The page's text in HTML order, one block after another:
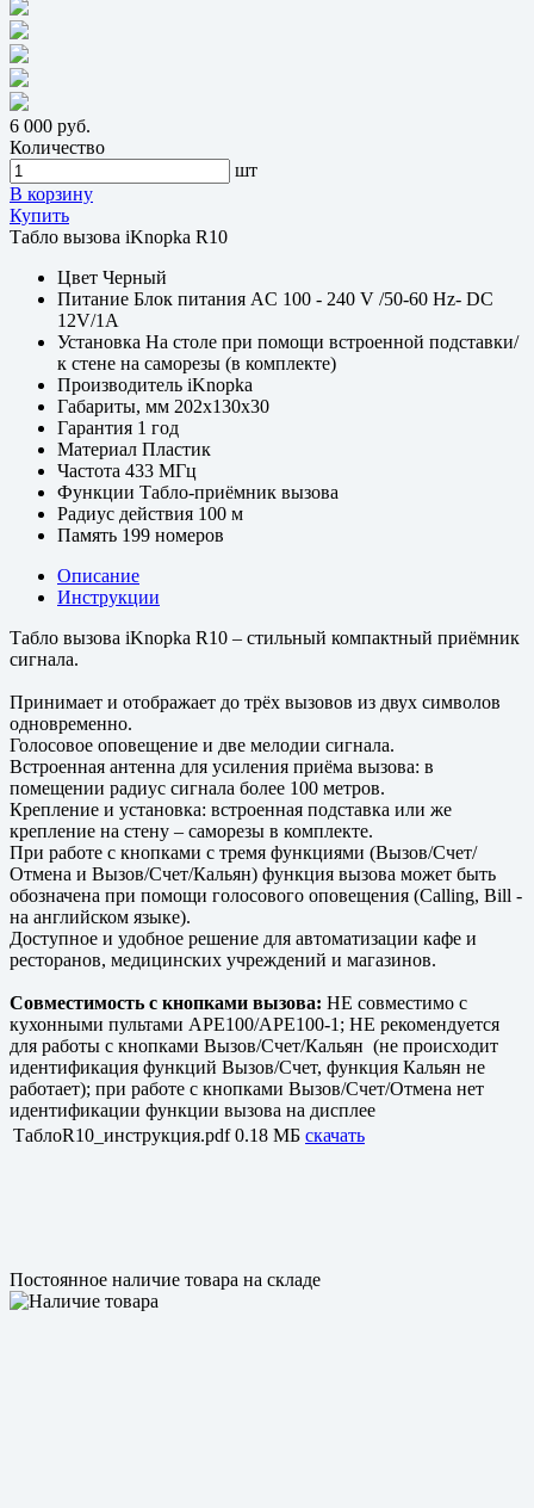
6 000 руб.
Количество
шт
В корзину
Купить
Табло вызова iKnopka R10
Цвет Черный
Питание Блок питания AC 100 - 240 V /50-60 Hz- DC
12V/1A
Установка На столе при помощи встроенной подставки/
к стене на саморезы (в комплекте)
Производитель iKnopka
Габариты, мм 202х130х30
Гарантия 1 год
Материал Пластик
Частота 433 МГц
Функции Табло-приёмник вызова
Радиус действия 100 м
Память 199 номеров
Описание
Инструкции
Табло вызова iKnopka R10 – стильный компактный приёмник
сигнала.
Принимает и отображает до трёх вызовов из двух символов
одновременно.
Голосовое оповещение и две мелодии сигнала.
Встроенная антенна для усиления приёма вызова: в
помещении радиус сигнала более 100 метров.
Крепление и установка: встроенная подставка или же
крепление на стену – саморезы в комплекте.
При работе с кнопками с тремя функциями (Вызов/Счет/
Отмена и Вызов/Счет/Кальян) функция вызова может быть
обозначена при помощи голосового оповещения (Calling, Bill -
на английском языке).
Доступное и удобное решение для автоматизации кафе и
ресторанов, медицинских учреждений и магазинов.
Совместимость с кнопками вызова: НЕ совместимо с
кухонными пультами APE100/APE100-1; НЕ рекомендуется
для работы с кнопками Вызов/Счет/Кальян (не происходит
идентификация функций Вызов/Счет, функция Кальян не
работает); при работе с кнопками Вызов/Счет/Отмена нет
идентификации функции вызова на дисплее
ТаблоR10_инструкция.pdf 0.18 МБ скачать
Постоянное наличие товара на складе